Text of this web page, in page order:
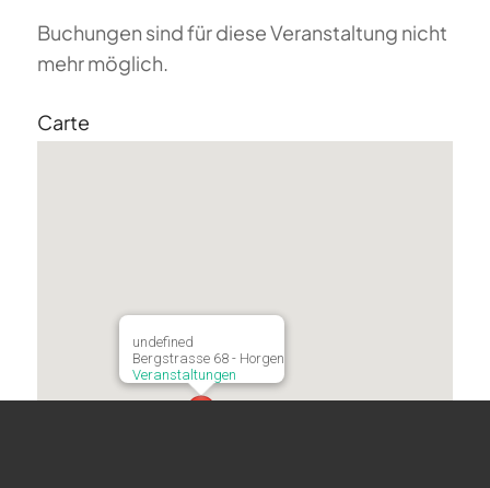
Buchungen sind für diese Veranstaltung nicht
mehr möglich.
Carte
undefined
Bergstrasse 68 - Horgen
Veranstaltungen